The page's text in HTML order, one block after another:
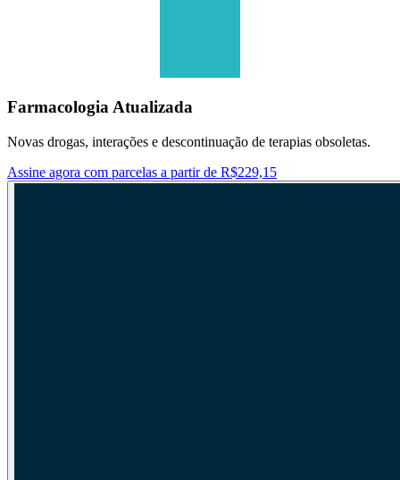
Farmacologia Atualizada
Novas drogas, interações e descontinuação de terapias obsoletas.
Assine agora com parcelas a partir de R$229,15